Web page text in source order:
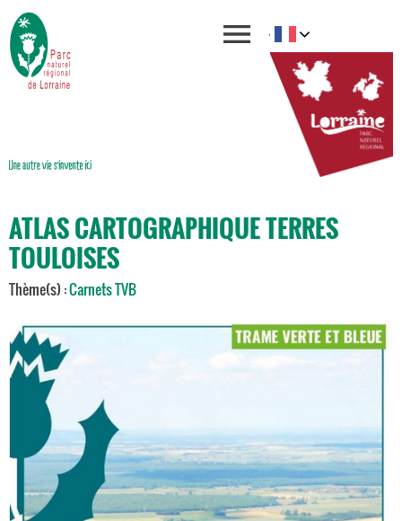
ATLAS CARTOGRAPHIQUE TERRES
TOULOISES
Thème(s) :Carnets TVB